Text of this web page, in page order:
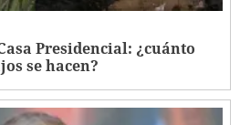
Presidencial: ¿cuánto
se hacen?